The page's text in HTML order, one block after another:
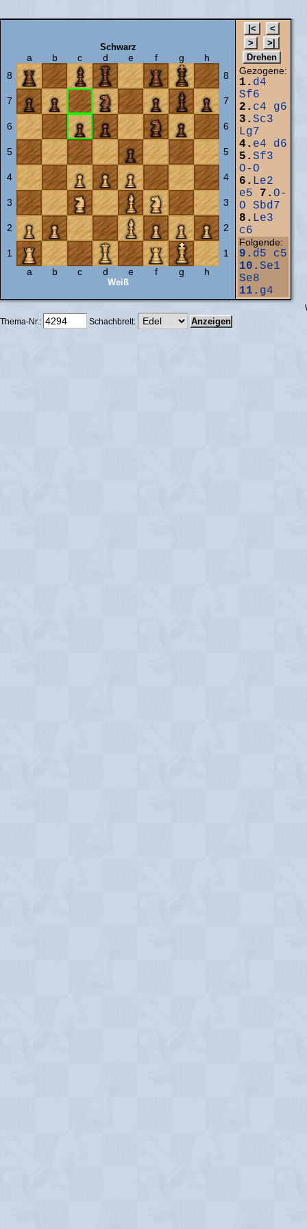
Schwarz
a b c d e f g
h
8
8
7 7
6 6
5 5
4 4
3 3
2 2
1
1
a
b c d e f g h
Weiß
Gezogene:
1. d4
Sf6
2. c4
g6
3. Sc3
Lg7
4. e4
d6
5. Sf3
O-O
6. Le2
e5
7. O-
O
Sbd7
8. Le3
c6
Folgende:
9. d5
c5
10. Se1
Se8
11. g4
Thema-Nr.:
Schachbrett: